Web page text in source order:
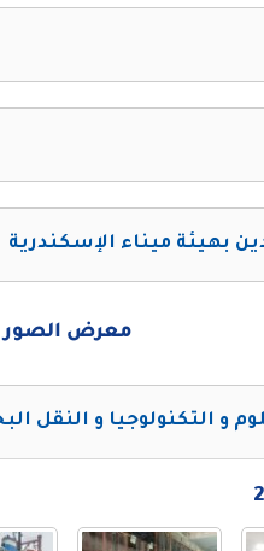
بهيئة ميناء الإسكندرية
معرض الصور
و التكنولوجيا و النقل